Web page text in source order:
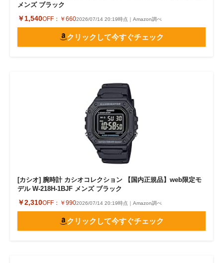
メンズ ブラック
￥1,540OFF： ￥6602026/07/14 20:19時点｜Amazon調べ
クリックして今すぐチェック
[カシオ] 腕時計 カシオコレクション 【国内正規品】web限定モ
デル W-218H-1BJF メンズ ブラック
￥2,310OFF： ￥9902026/07/14 20:19時点｜Amazon調べ
クリックして今すぐチェック